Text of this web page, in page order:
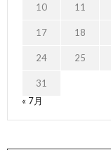
10 11
17 18
24 25
31
« 7月